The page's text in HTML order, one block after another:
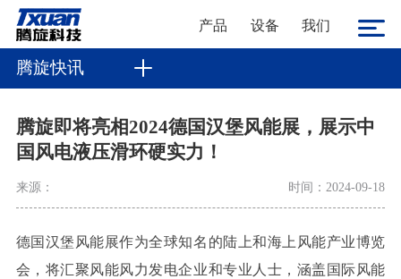
产品 设备 我们
腾旋快讯
腾旋即将亮相2024德国汉堡风能展，展示中
国风电液压滑环硬实力！
来源： 时间：2024-09-18
德国汉堡风能展作为全球知名的陆上和海上风能产业博览
会，将汇聚风能风力发电企业和专业人士，涵盖国际风能